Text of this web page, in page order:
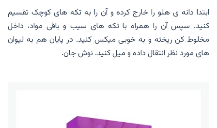
ابتدا دانه ی هلو را خارج کرده و آن را به تکه های کوچک تقسیم
کنید. سپس آن را همراه با تکه های سیب و باقی مواد، داخل
مخلوط کن ریخته و به خوبی میکس کنید. در پایان هم به لیوان
های مورد نظر انتقال داده و میل کنید. نوش جان.